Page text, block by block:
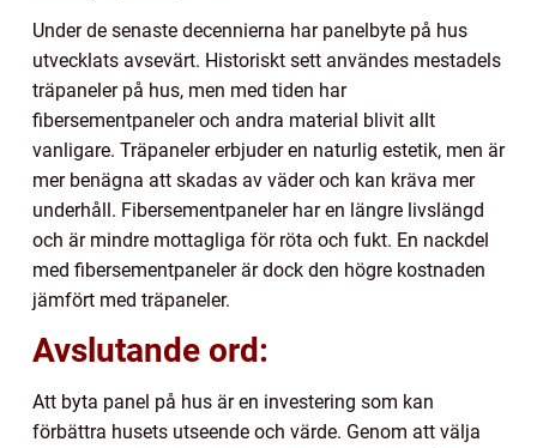
Under de senaste decennierna har panelbyte på hus
utvecklats avsevärt. Historiskt sett användes mestadels
träpaneler på hus, men med tiden har
fibersementpaneler och andra material blivit allt
vanligare. Träpaneler erbjuder en naturlig estetik, men är
mer benägna att skadas av väder och kan kräva mer
underhåll. Fibersementpaneler har en längre livslängd
och är mindre mottagliga för röta och fukt. En nackdel
med fibersementpaneler är dock den högre kostnaden
jämfört med träpaneler.
Avslutande ord:
Att byta panel på hus är en investering som kan
förbättra husets utseende och värde. Genom att välja